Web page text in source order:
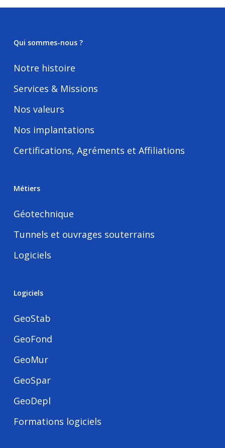
Qui sommes-nous ?
Notre histoire
Services & Missions
Nos valeurs
Nos implantations
Certifications, Agréments et Affiliations
Métiers
Géotechnique
Tunnels et ouvrages souterrains
Logiciels
Logiciels
GeoStab
GeoFond
GeoMur
GeoSpar
GeoDepl
Formations logiciels